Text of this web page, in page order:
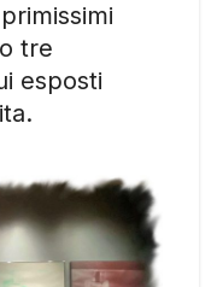
tre
esposti